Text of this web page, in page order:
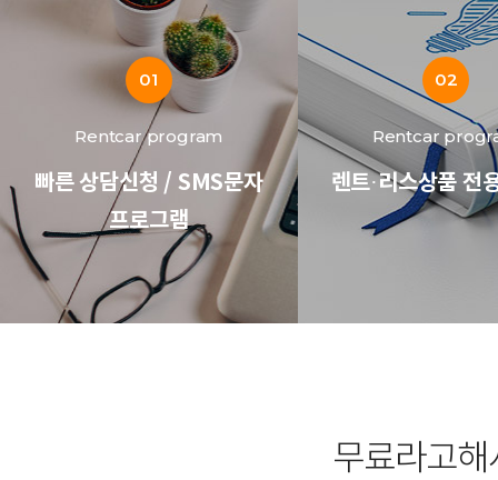
01
Rentcar program
빠른 상담신청 / SMS문자
프로그램
02
Rentcar
렌트·리스상품 전
무료라고